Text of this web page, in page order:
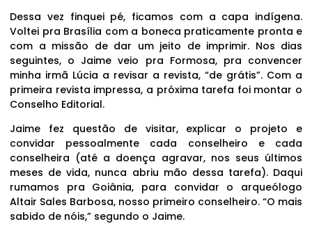
Dessa vez finquei pé, ficamos com a capa indígena.
Voltei pra Brasília com a boneca praticamente pronta e
com a missão de dar um jeito de imprimir. Nos dias
seguintes, o Jaime veio pra Formosa, pra convencer
minha irmã Lúcia a revisar a revista, “de grátis”. Com a
primeira revista impressa, a próxima tarefa foi montar o
Conselho Editorial.
Jaime fez questão de visitar, explicar o projeto e
convidar pessoalmente cada conselheiro e cada
conselheira (até a doença agravar, nos seus últimos
meses de vida, nunca abriu mão dessa tarefa). Daqui
rumamos pra Goiânia, para convidar o arqueólogo
Altair Sales Barbosa, nosso primeiro conselheiro. “O mais
sabido de nóis,” segundo o Jaime.